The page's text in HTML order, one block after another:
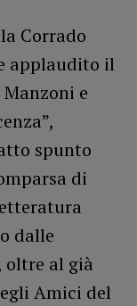
Corrado
applaudito il
e
spunto
di
dalle
oltre al già
Amici del